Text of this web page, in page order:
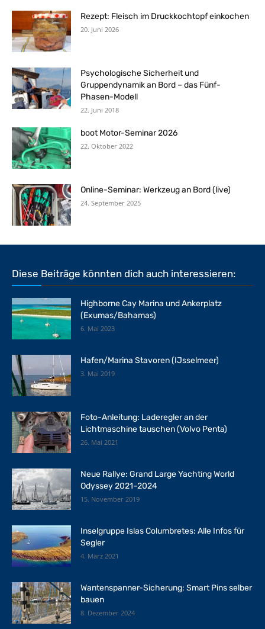
Rezept: Fleisch im Druckkochtopf einkochen
20. Juni 2026
Psychologische Sicherheit und
Gruppendynamik an Bord – das Fünf-
Phasen-Modell
22. Juni 2018
boot Motor-Seminar 2026
22. Oktober 2022
Online-Seminar: Werkzeug an Bord (live)
24. September 2025
Diese Beiträge könnten dich auch interessieren:
Highborne Cay Marina und Ankerplatz
(Exumas/Bahamas)
6. Mai 2023
Hafen/Marina Stavoren (IJsselmeer)
3. Mai 2019
Foto-Anleitung: Laderegler an der
Lichtmaschine tauschen (Volvo Penta)
26. Mai 2021
Neue Rallye: Grand Large Yachting World
Odyssey 2021–2024
15. November 2019
Inselgruppe Islas Columbretes: Alle Infos für
Segler
4. März 2021
Wantenspanner-Sicherung: Smart Pins selber
bauen
8. Dezember 2024